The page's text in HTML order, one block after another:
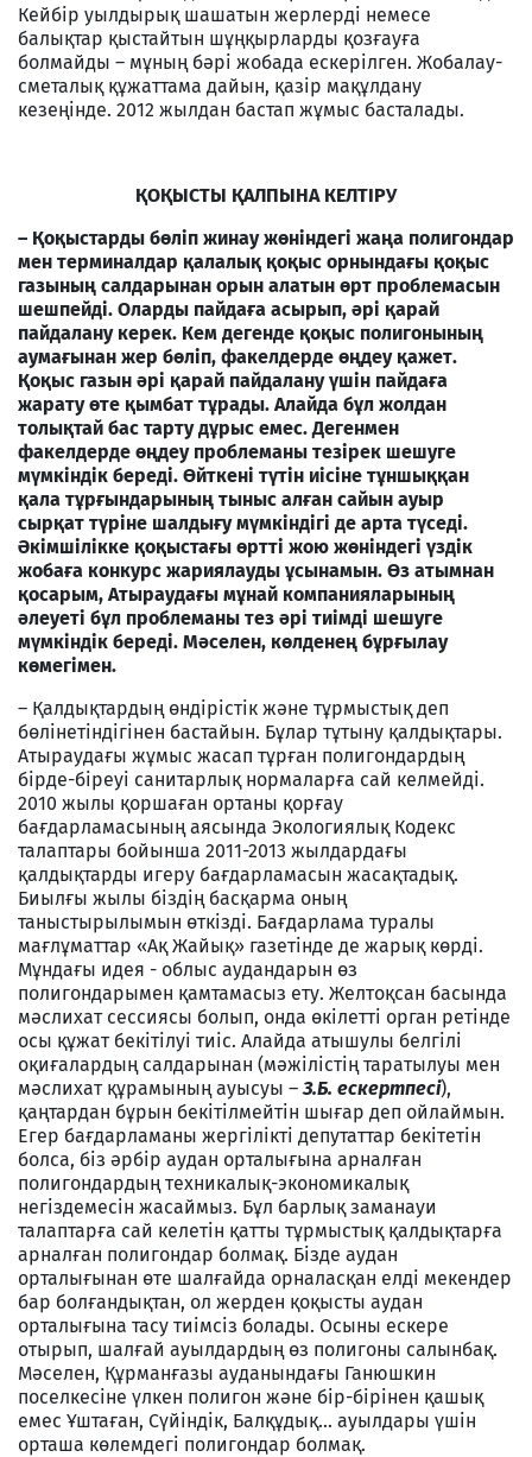
Кейбір уылдырық шашатын жерлерді немесе
балықтар қыстайтын шұңқырларды қозғауға
болмайды – мұның бәрі жобада ескерілген. Жобалау-
сметалық құжаттама дайын, қазір мақұлдану
кезеңінде. 2012 жылдан бастап жұмыс басталады.
ҚОҚЫСТЫ ҚАЛПЫНА КЕЛТІРУ
– Қоқыстарды бөліп жинау жөніндегі жаңа полигондар
мен терминалдар қалалық қоқыс орнындағы қоқыс
газының салдарынан орын алатын өрт проблемасын
шешпейді. Оларды пайдаға асырып, әрі қарай
пайдалану керек. Кем дегенде қоқыс полигонының
аумағынан жер бөліп, факелдерде өңдеу қажет.
Қоқыс газын әрі қарай пайдалану үшін пайдаға
жарату өте қымбат тұрады. Алайда бұл жолдан
толықтай бас тарту дұрыс емес. Дегенмен
факелдерде өңдеу проблеманы тезірек шешуге
мүмкіндік береді. Өйткені түтін иісіне тұншыққан
қала тұрғындарының тыныс алған сайын ауыр
сырқат түріне шалдығу мүмкіндігі де арта түседі.
Әкімшілікке қоқыстағы өртті жою жөніндегі үздік
жобаға конкурс жариялауды ұсынамын. Өз атымнан
қосарым, Атыраудағы мұнай компанияларының
әлеуеті бұл проблеманы тез әрі тиімді шешуге
мүмкіндік береді. Мәселен, көлденең бұрғылау
көмегімен.
– Қалдықтардың өндірістік және тұрмыстық деп
бөлінетіндігінен бастайын. Бұлар тұтыну қалдықтары.
Атыраудағы жұмыс жасап тұрған полигондардың
бірде-біреуі санитарлық нормаларға сай келмейді.
2010 жылы қоршаған ортаны қорғау
бағдарламасының аясында Экологиялық Кодекс
талаптары бойынша 2011-2013 жылдардағы
қалдықтарды игеру бағдарламасын жасақтадық.
Биылғы жылы біздің басқарма оның
таныстырылымын өткізді. Бағдарлама туралы
мағлұматтар «Ақ Жайық» газетінде де жарық көрді.
Мұндағы идея - облыс аудандарын өз
полигондарымен қамтамасыз ету. Желтоқсан басында
мәслихат сессиясы болып, онда өкілетті орган ретінде
осы құжат бекітілуі тиіс. Алайда атышулы белгілі
оқиғалардың салдарынан (мәжілістің таратылуы мен
мәслихат құрамының ауысуы –З.Б. ескертпесі),
қаңтардан бұрын бекітілмейтін шығар деп ойлаймын.
Егер бағдарламаны жергілікті депутаттар бекітетін
болса, біз әрбір аудан орталығына арналған
полигондардың техникалық-экономикалық
негіздемесін жасаймыз. Бұл барлық заманауи
талаптарға сай келетін қатты тұрмыстық қалдықтарға
арналған полигондар болмақ. Бізде аудан
орталығынан өте шалғайда орналасқан елді мекендер
бар болғандықтан, ол жерден қоқысты аудан
орталығына тасу тиімсіз болады. Осыны ескере
отырып, шалғай ауылдардың өз полигоны салынбақ.
Мәселен, Құрманғазы ауданындағы Ганюшкин
поселкесіне үлкен полигон және бір-бірінен қашық
емес Ұштаған, Сүйіндік, Балқұдық... ауылдары үшін
орташа көлемдегі полигондар болмақ.